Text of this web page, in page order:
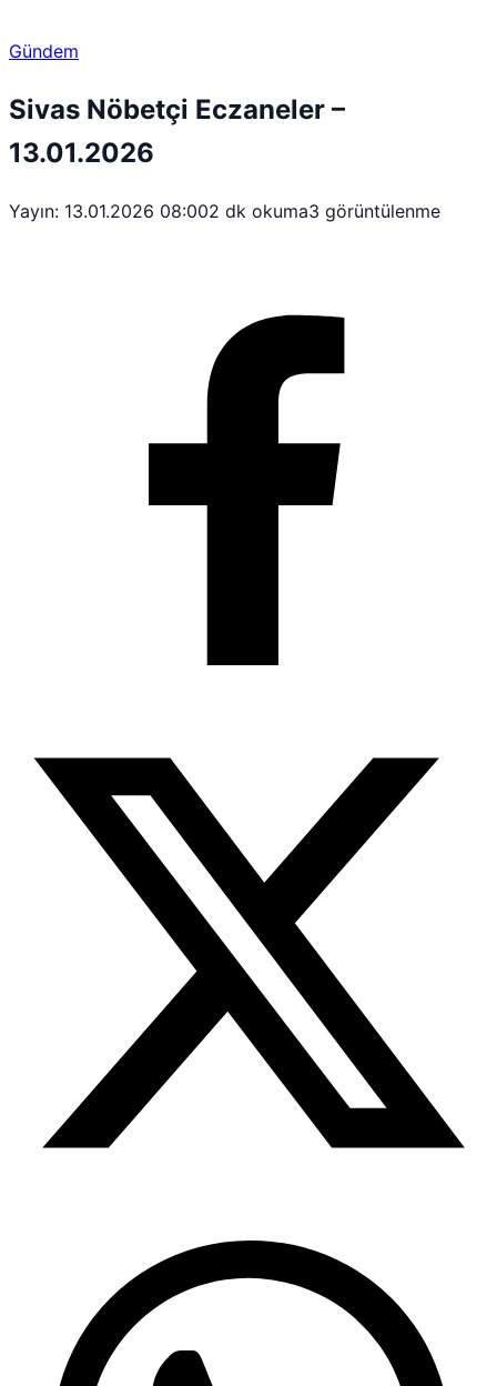
Gündem
Sivas Nöbetçi Eczaneler –
13.01.2026
Yayın: 13.01.2026 08:002 dk okuma3 görüntülenme